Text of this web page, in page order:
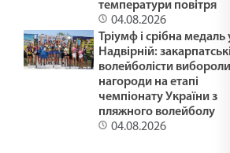
Біблія-книга зустрічі
03.02.2025
Зустрітись для стосунків. Лк 2:22-40.
температури повітря
04.08.2026
Тріумф і срібна медаль
Надвірній: закарпатські
волейболісти вибороли
нагороди на етапі
чемпіонату України з
пляжного волейболу
04.08.2026